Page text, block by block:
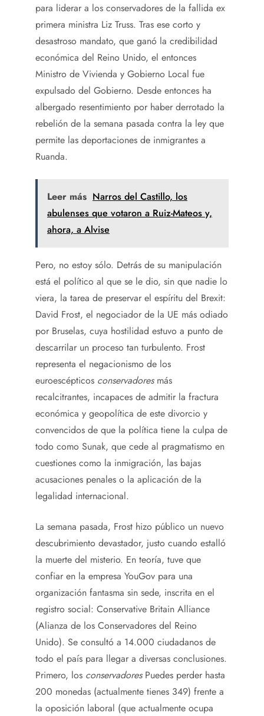
para liderar a los conservadores de la fallida ex
primera ministra Liz Truss. Tras ese corto y
desastroso mandato, que ganó la credibilidad
económica del Reino Unido, el entonces
Ministro de Vivienda y Gobierno Local fue
expulsado del Gobierno. Desde entonces ha
albergado resentimiento por haber derrotado la
rebelión de la semana pasada contra la ley que
permite las deportaciones de inmigrantes a
Ruanda.
Leer más Narros del Castillo, los
abulenses que votaron a Ruiz-Mateos y,
ahora, a Alvise
Pero, no estoy sólo. Detrás de su manipulación
está el político al que se le dio, sin que nadie lo
viera, la tarea de preservar el espíritu del Brexit:
David Frost, el negociador de la UE más odiado
por Bruselas, cuya hostilidad estuvo a punto de
descarrilar un proceso tan turbulento. Frost
representa el negacionismo de los
euroescépticos conservadoresmás
recalcitrantes, incapaces de admitir la fractura
económica y geopolítica de este divorcio y
convencidos de que la política tiene la culpa de
todo como Sunak, que cede al pragmatismo en
cuestiones como la inmigración, las bajas
acusaciones penales o la aplicación de la
legalidad internacional.
La semana pasada, Frost hizo público un nuevo
descubrimiento devastador, justo cuando estalló
la muerte del misterio. En teoría, tuve que
confiar en la empresa YouGov para una
organización fantasma sin sede, inscrita en el
registro social: Conservative Britain Alliance
(Alianza de los Conservadores del Reino
Unido). Se consultó a 14.000 ciudadanos de
todo el país para llegar a diversas conclusiones.
Primero, los conservadoresPuedes perder hasta
200 monedas (actualmente tienes 349) frente a
la oposición laboral (que actualmente ocupa